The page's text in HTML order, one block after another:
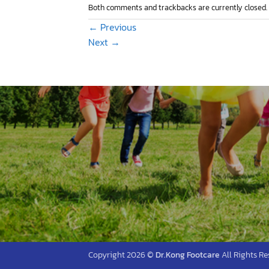
Both comments and trackbacks are currently closed.
← Previous
Next →
Copyright 2026 © Dr.Kong Footcare All Rights